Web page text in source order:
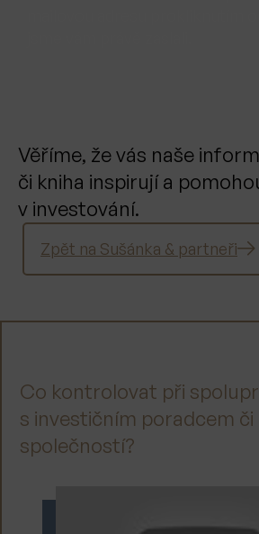
Věříme, že vás naše
či kniha inspirují a
v investování.
Zpět na Sušánka & partneři
Co kontrolovat při
s investičním poradcem
společností?